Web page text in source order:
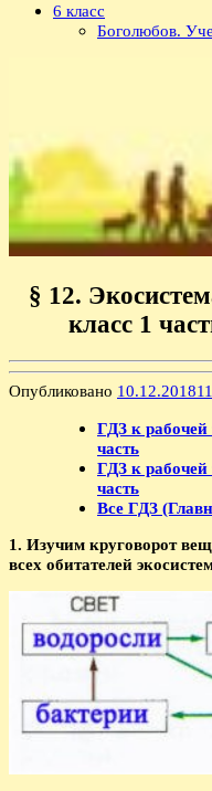
6 класс
Боголюбов.
§ 12.
класс 1
Опубликовано 10.12.2018
ГДЗ к рабочей
часть
ГДЗ к рабочей
часть
Все ГДЗ
1. Изучим круговорот
всех обитателей